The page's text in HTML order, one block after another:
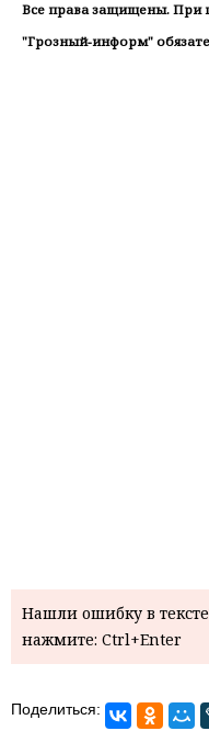
Все права защищены. При
"Грозный-информ"
Нашли ошибку в
нажмите: Ctrl+Enter
Поделиться: